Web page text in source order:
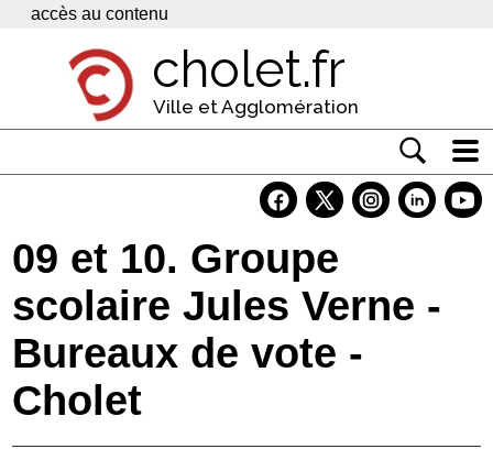
Panneau de gestion des cookies
accès au contenu
cholet.fr
Ville et Agglomération
Vivre à Cholet
Economie
09 et 10. Groupe
scolaire Jules Verne -
Bureaux de vote -
Cholet